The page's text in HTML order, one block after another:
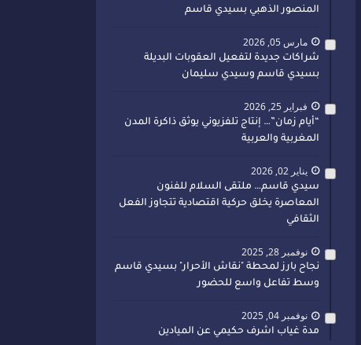
المنصور الذهبي بسيدي قاسم
مارس 05, 2026
شراكات جديدة لتفعيل العقوبات البديلة
بسيدي قاسم وسيدي سليمان
فبراير 25, 2026
“أيام زمان”… إنتاج تلفزيوني يوثق ذاكرة المدن
المغربية والعربية
يناير 02, 2026
سيدي قاسم… ملتقى السلام للفنون
المعاصرة يخلق حركية اقتصادية تتجاوز الفعل
الثقافي
نوفمبر 28, 2025
نجاح بارز لمحطة "نقاش الأحرار" بسيدي قاسم
وسط تفاعل واسع للحضور
نوفمبر 04, 2025
مدة غياب اشرف حكيمي عن الميادين